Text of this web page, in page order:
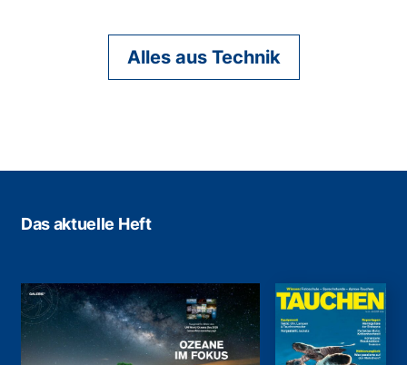
Alles aus Technik
Das aktuelle Heft